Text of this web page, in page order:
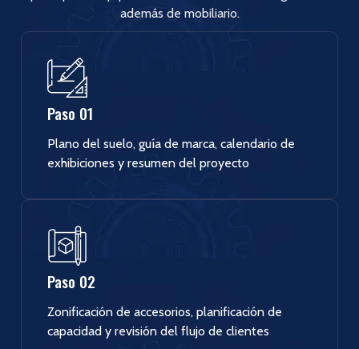
además de mobiliario.
Paso 01
Plano del suelo, guía de marca, calendario de
exhibiciones y resumen del proyecto
Paso 02
Zonificación de accesorios, planificación de
capacidad y revisión del flujo de clientes